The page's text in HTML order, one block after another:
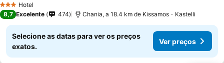
3 EstrelasHotel
8,7 Excelente 474 Chania, a 18.4 km de Kissamos - Kastelli
Selecione as datas para ver os preços
exatos.
Ver preços